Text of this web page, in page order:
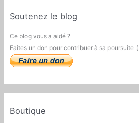
Soutenez le blog
Ce blog vous a aidé ?
Faites un don pour contribuer à sa poursuite :)
Boutique